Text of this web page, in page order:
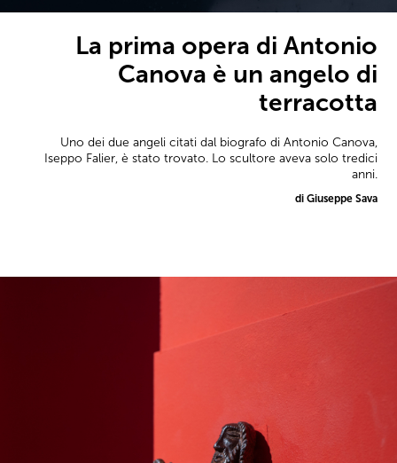
La prima opera di Antonio
Canova è un angelo di
terracotta
Uno dei due angeli citati dal biografo di Antonio Canova,
Iseppo Falier, è stato trovato. Lo scultore aveva solo tredici
anni.
di Giuseppe Sava